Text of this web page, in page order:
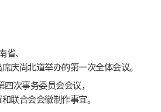
省、
庆尚北道举办的第一次全体会议。
次事务委员会会议，
联合会会徽制作事宜。